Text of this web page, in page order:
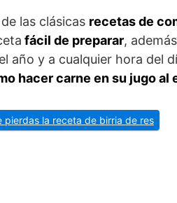
las clásicas recetas de
fácil de preparar,
año y a cualquier hora del
hacer carne en su jugo al
pierdas la receta de birria de res